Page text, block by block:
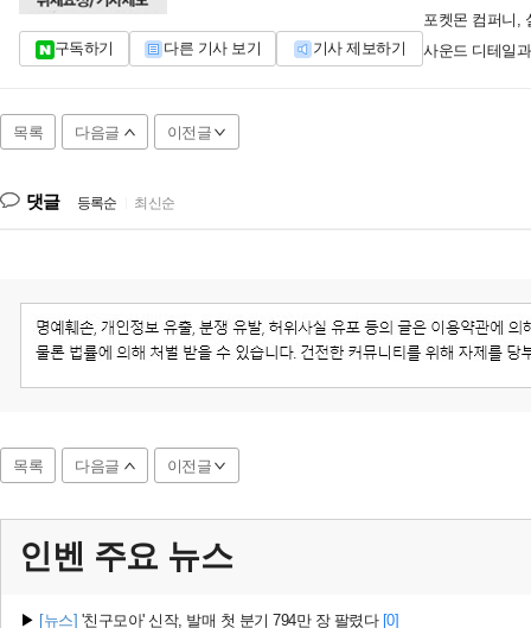
구독하기 다른 기사 보기 기사 제보하기
포켓몬 컴퍼니,
목록 다음글 이전글
댓글 등록순 최신순
목록 다음글 이전글
인벤 주요 뉴스
▶ [뉴스] '친구모아' 신작, 발매 첫 분기 794만 장 팔렸다 [0]